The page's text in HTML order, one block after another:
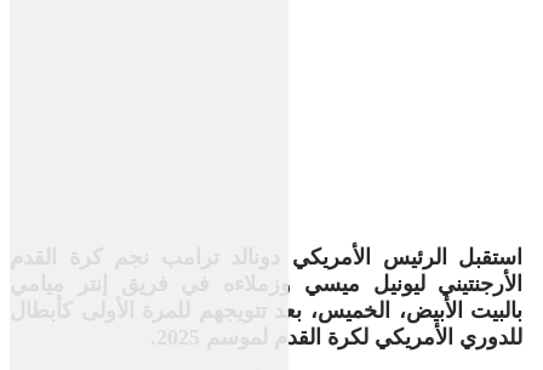
استقبل الرئيس الأمريكي دونالد ترامب نجم كرة القدم
الأرجنتيني ليونيل ميسي وزملاءه في فريق إنتر ميامي
بالبيت الأبيض، الخميس، بعد تتويجهم للمرة الأولى كأبطال
للدوري الأمريكي لكرة القدم لموسم 2025.